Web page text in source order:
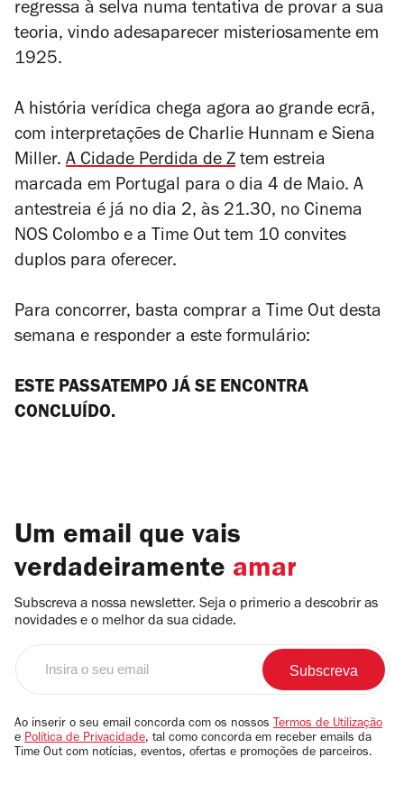
regressa à selva numa tentativa de provar a sua
teoria, vindo adesaparecer misteriosamente em
1925.
A história verídica chega agora ao grande ecrã,
com interpretações de Charlie Hunnam e Siena
Miller. A Cidade Perdida de Z tem estreia
marcada em Portugal para o dia 4 de Maio. A
antestreia é já no dia 2, às 21.30, no Cinema
NOS Colombo e a Time Out tem 10 convites
duplos para oferecer.
Para concorrer, basta comprar a Time Out desta
semana e responder a este formulário:
ESTE PASSATEMPO JÁ SE ENCONTRA
CONCLUÍDO.
Um email que vais
verdadeiramente amar
Subscreva a nossa newsletter. Seja o primerio a descobrir as
novidades e o melhor da sua cidade.
email
Ao inserir o seu email concorda com os nossos Termos de Utilização
e Política de Privacidade, tal como concorda em receber emails da
Time Out com notícias, eventos, ofertas e promoções de parceiros.